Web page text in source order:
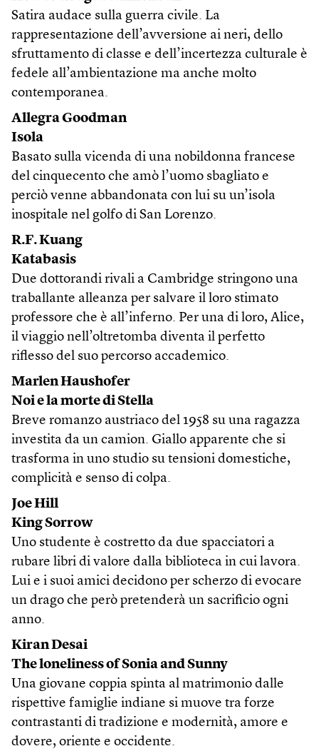
Satira audace sulla guerra civile. La
rappresentazione dell’avversione ai neri, dello
sfruttamento di classe e dell’incertezza culturale è
fedele all’ambientazione ma anche molto
contemporanea.
Allegra Goodman
Isola
Basato sulla vicenda di una nobildonna francese
del cinquecento che amò l’uomo sbagliato e
perciò venne abbandonata con lui su un’isola
inospitale nel golfo di San Lorenzo.
R.F. Kuang
Katabasis
Due dottorandi rivali a Cambridge stringono una
traballante alleanza per salvare il loro stimato
professore che è all’inferno. Per una di loro, Alice,
il viaggio nell’oltretomba diventa il perfetto
riflesso del suo percorso accademico.
Marlen Haushofer
Noi e la morte di Stella
Breve romanzo austriaco del 1958 su una ragazza
investita da un camion. Giallo apparente che si
trasforma in uno studio su tensioni domestiche,
complicità e senso di colpa.
Joe Hill
King Sorrow
Uno studente è costretto da due spacciatori a
rubare libri di valore dalla biblioteca in cui lavora.
Lui e i suoi amici decidono per scherzo di evocare
un drago che però pretenderà un sacrificio ogni
anno.
Kiran Desai
The loneliness of Sonia and Sunny
Una giovane coppia spinta al matrimonio dalle
rispettive famiglie indiane si muove tra forze
contrastanti di tradizione e modernità, amore e
dovere, oriente e occidente.